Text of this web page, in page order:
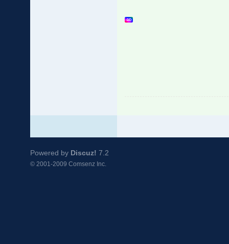
Powered by Discuz! 7.2
© 2001-2009 Comsenz Inc.